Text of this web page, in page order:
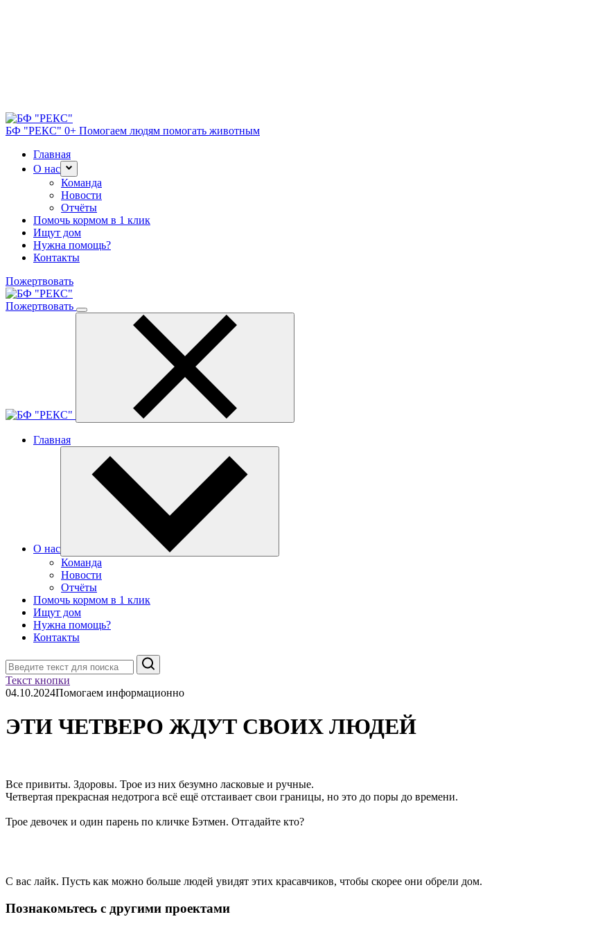
БФ "РЕКС" 0+ Помогаем людям помогать животным
Главная
О нас
Команда
Новости
Отчёты
Помочь кормом в 1 клик
Ищут дом
Нужна помощь?
Контакты
Пожертвовать
Пожертвовать
Главная
О нас
Команда
Новости
Отчёты
Помочь кормом в 1 клик
Ищут дом
Нужна помощь?
Контакты
Поиск
Текст кнопки
04.10.2024Помогаем информационно
ЭТИ ЧЕТВЕРО ЖДУТ СВОИХ ЛЮДЕЙ
Все привиты. Здоровы. Трое из них безумно ласковые и ручные.
Четвертая прекрасная недотрога всё ещё отстаивает свои границы, но это до поры до времени.
Трое девочек и один парень по кличке Бэтмен. Отгадайте кто?
С вас лайк. Пусть как можно больше людей увидят этих красавчиков, чтобы скорее они обрели дом.
Познакомьтесь с другими проектами